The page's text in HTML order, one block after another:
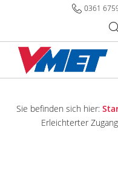
0361
Sie befinden sich hier:
Erleichterter